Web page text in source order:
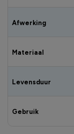
Afwerking
Materiaal
Levensduur
Gebruik